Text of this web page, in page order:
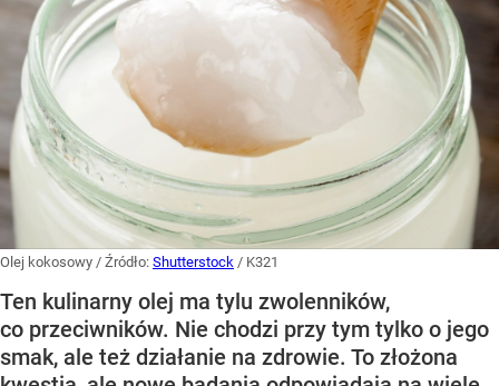
Olej kokosowy / Źródło: Shutterstock / K321
Ten kulinarny olej ma tylu zwolenników,
co przeciwników. Nie chodzi przy tym tylko o jego
smak, ale też działanie na zdrowie. To złożona